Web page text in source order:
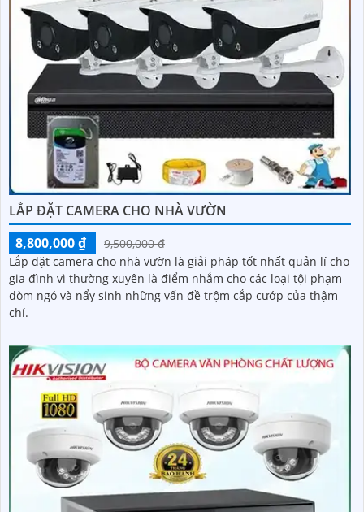
LẮP ĐẶT CAMERA CHO NHÀ VƯỜN
8,800,000 ₫
9,500,000 ₫
Lắp đặt camera cho nhà vườn là giải pháp tốt nhất quản lí cho
gia đình vì thường xuyên là điểm nhắm cho các loại tội phạm
dòm ngó và nẩy sinh những vấn đề trộm cắp cướp của thậm
chí.